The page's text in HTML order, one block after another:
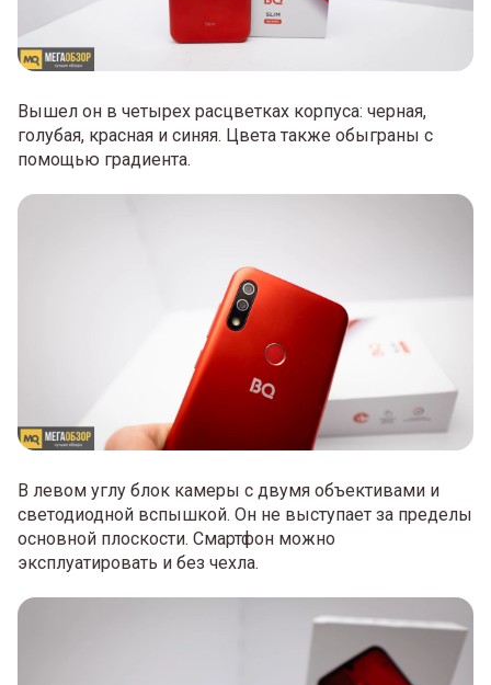
Вышел он в четырех расцветках корпуса: черная,
голубая, красная и синяя. Цвета также обыграны с
помощью градиента.
В левом углу блок камеры с двумя объективами и
светодиодной вспышкой. Он не выступает за пределы
основной плоскости. Смартфон можно
эксплуатировать и без чехла.